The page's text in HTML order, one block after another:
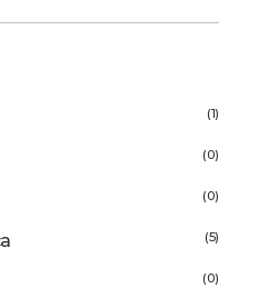
(1)
(0)
(0)
(5)
(0)